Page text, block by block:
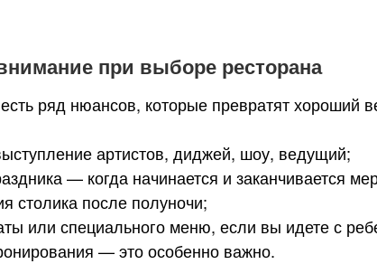
при выборе ресторана
ряд нюансов, которые превратят хороший
артистов, диджей, шоу, ведущий;
— когда начинается и заканчивается
столика после полуночи;
или специального меню, если вы идете с
— это особенно важно.